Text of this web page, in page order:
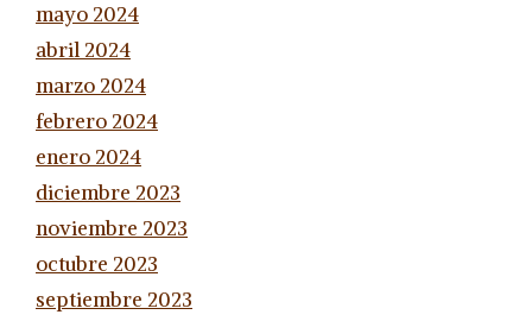
mayo 2024
abril 2024
marzo 2024
febrero 2024
enero 2024
diciembre 2023
noviembre 2023
octubre 2023
septiembre 2023